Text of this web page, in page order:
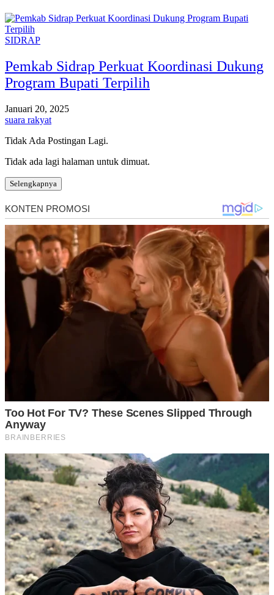
SIDRAP
Pemkab Sidrap Perkuat Koordinasi Dukung
Program Bupati Terpilih
Januari 20, 2025
suara rakyat
Tidak Ada Postingan Lagi.
Tidak ada lagi halaman untuk dimuat.
Selengkapnya